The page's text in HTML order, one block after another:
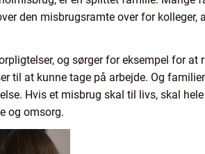
den misbrugsramte over for kolleger,
og sørger for eksempel for at
til at kunne tage på arbejde. Og
Hvis et misbrug skal til livs, skal
og omsorg.